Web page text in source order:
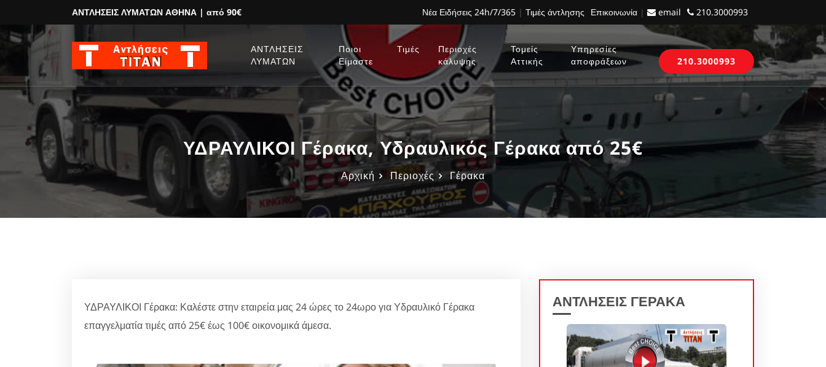
ΑΝΤΛΗΣΕΙΣ ΛΥΜΑΤΩΝ ΑΘΗΝΑ | από 90€ Νέα Ειδήσεις 24h/7/365 | Τιμές άντλησης Επικοινωνία | email 210.3000993
ΑΝΤΛΗΣΕΙΣ
ΛΥΜΑΤΩΝ
Ποιοι
Είμαστε
Τιμές
Περιοχές
κάλυψης
Τομείς
Αττικής
Υπηρεσίες
αποφράξεων
210.3000993
ΥΔΡΑΥΛΙΚΟΙ Γέρακα, Υδραυλικός Γέρακα από 25€
Αρχική Περιοχές Γέρακα
ΥΔΡΑΥΛΙΚΟΙ Γέρακα: Καλέστε στην εταιρεία μας 24 ώρες το 24ωρο για Υδραυλικό Γέρακα
επαγγελματία τιμές από 25€ έως 100€ οικονομικά άμεσα.
ΑΝΤΛΗΣΕΙΣ ΓΕΡΑΚΑ